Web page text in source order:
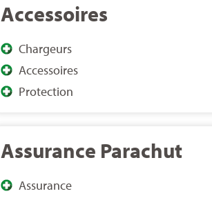
Accessoires
Chargeurs
Accessoires
Protection
Assurance Parachut
Assurance